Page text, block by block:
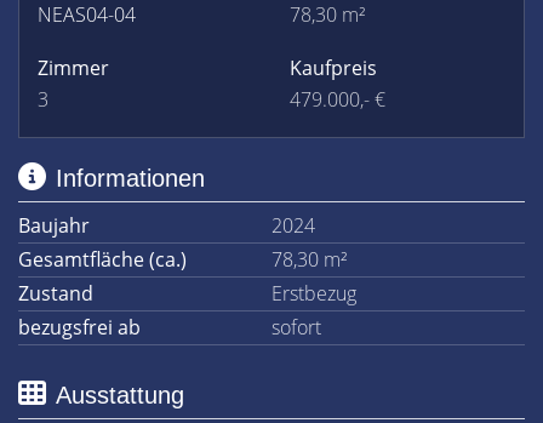
NEAS04-04
78,30 m²
Zimmer
3
Kaufpreis
479.000,- €
Informationen
Baujahr
2024
Gesamtfläche (ca.)
78,30 m²
Zustand
Erstbezug
bezugsfrei ab
sofort
Ausstattung